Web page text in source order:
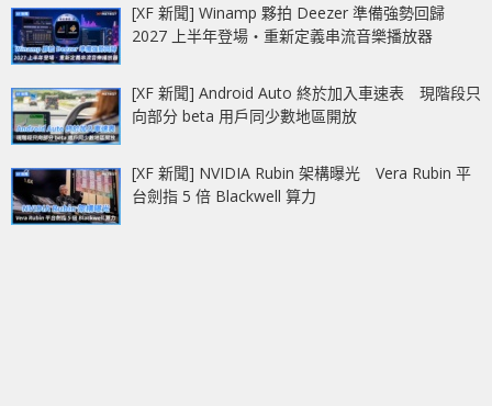
[XF 新聞] Winamp 夥拍 Deezer 準備強勢回歸
2027 上半年登場‧重新定義串流音樂播放器
[XF 新聞] Android Auto 終於加入車速表 現階段只
向部分 beta 用戶同少數地區開放
[XF 新聞] NVIDIA Rubin 架構曝光 Vera Rubin 平
台劍指 5 倍 Blackwell 算力